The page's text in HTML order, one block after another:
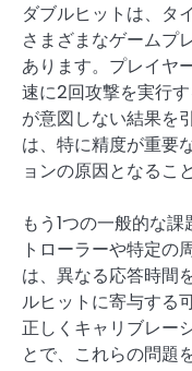
ダブルヒットは、タ
さまざまなゲームプ
あります。プレイヤ
速に2回攻撃を実行
が意図しない結果を
は、特に精度が重要
ョンの原因となるこ
もう1つの一般的な
トローラーや特定の
は、異なる応答時間
ルヒットに寄与する
正しくキャリブレー
とで、これらの問題